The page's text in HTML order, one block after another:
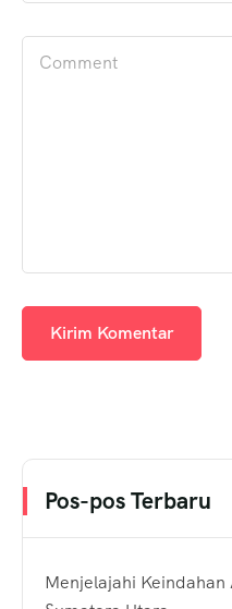
Pos-pos Terbaru
Menjelajahi Keindahan